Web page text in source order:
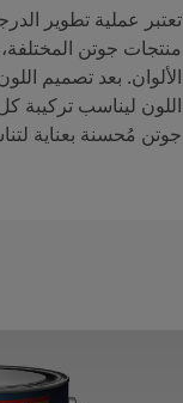
تعتبر عملية تطوير
منتجات جوتن
الألوان. بعد تصميم
اللون ليناسب تركيبة
جوتن مُحسنة بعناية